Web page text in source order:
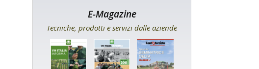
E-Magazine
Tecniche, prodotti e servizi dalle aziende